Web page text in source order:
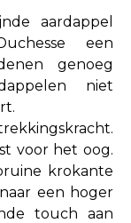
aardappel
een
genoeg
niet
voor het oog.
krokante
een hoger
touch aan